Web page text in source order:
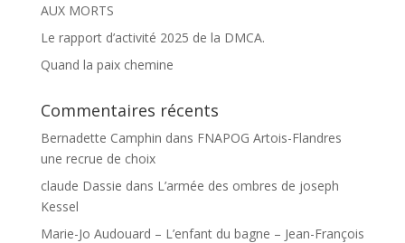
AUX MORTS
Le rapport d’activité 2025 de la DMCA.
Quand la paix chemine
Commentaires récents
Bernadette Camphin dans FNAPOG Artois-Flandres
une recrue de choix
claude Dassie dans L’armée des ombres de joseph
Kessel
Marie-Jo Audouard – L’enfant du bagne – Jean-François